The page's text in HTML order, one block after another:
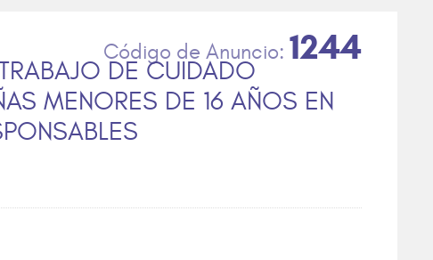
DE CUIDADO
MENORES DE 16 AÑOS EN
1244